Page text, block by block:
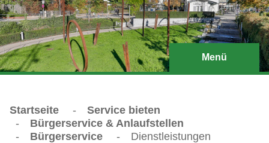
Menü
Startseite -
Service bieten
-
Bürgerservice & Anlaufstellen
-
Bürgerservice - Dienstleistungen